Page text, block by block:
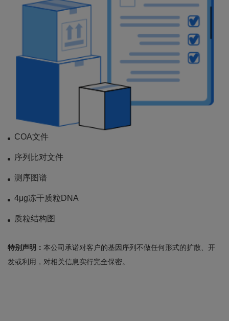
COA文件
序列比对文件
测序图谱
4μg冻干质粒DNA
质粒结构图
特别声明： 本公司承诺对客户的基因序列不做任何形式的扩散、开
发或利用，对相关信息实行完全保密。